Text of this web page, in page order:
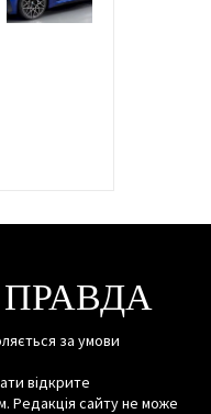
за умови
відкрите
Редакція сайту не може